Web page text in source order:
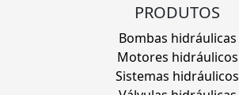
PRODUTOS
Bombas hidráulicas
Motores hidráulicos
Sistemas hidráulicos